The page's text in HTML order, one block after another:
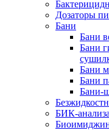
Дозаторы
Бани
Бани
Бани
Бани
Бани
Бани-
БИК-